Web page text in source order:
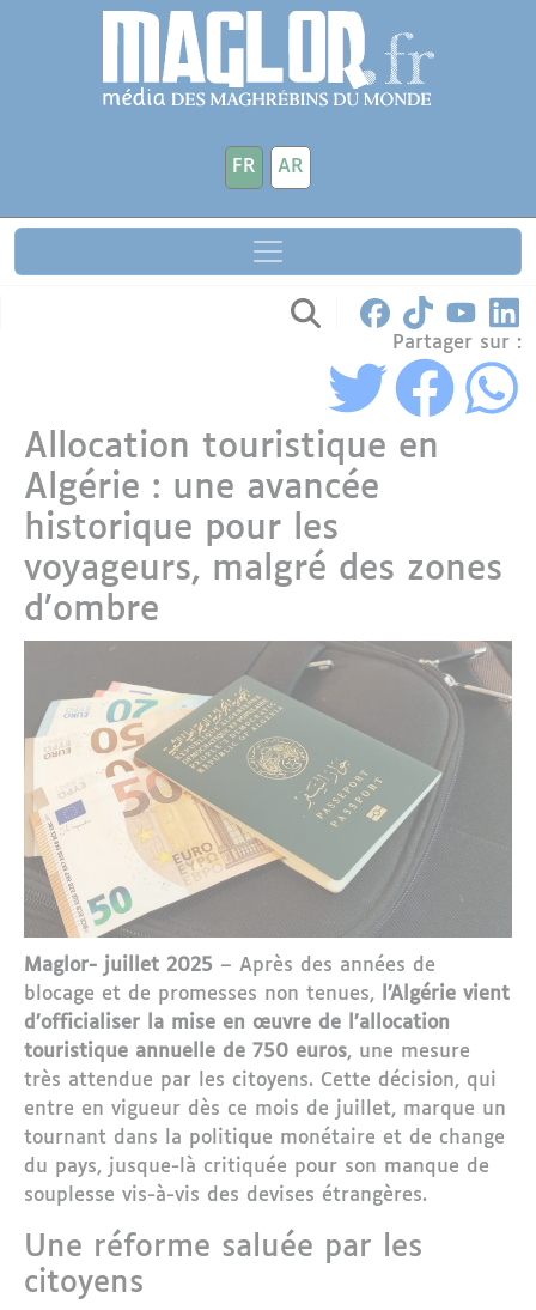
Aller au contenu principal
FR AR
Partager sur :
Allocation touristique en
Algérie : une avancée
historique pour les
voyageurs, malgré des zones
d’ombre
Maglor- juillet 2025 – Après des années de
blocage et de promesses non tenues,
l’Algérie vient
d’officialiser la mise en œuvre de l’allocation
touristique annuelle de 750 euros, une mesure
très attendue par les citoyens. Cette décision, qui
entre en vigueur dès ce mois de juillet, marque un
tournant dans la politique monétaire et de change
du pays, jusque-là critiquée pour son manque de
souplesse vis-à-vis des devises étrangères.
Une réforme saluée par les
citoyens
Panneau de gestion des cookies